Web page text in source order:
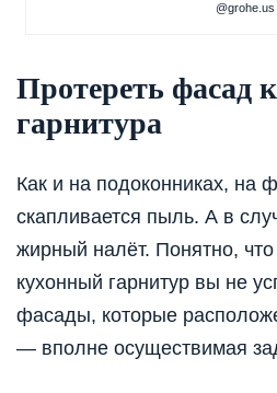
@grohe.us
Протереть фасад
гарнитура
Как и на подоконниках, на
скапливается пыль. А в
жирный налёт. Понятно,
кухонный гарнитур вы не
фасады, которые
— вполне осуществимая